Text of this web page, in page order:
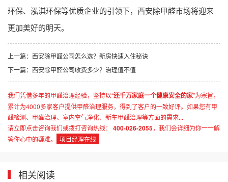
环保、泓淇环保等优质企业的引领下，西安除甲醛市场将迎来
更加美好的明天。
上一篇： 西安除甲醛公司怎么选？新房快速入住秘诀
下一篇： 西安除甲醛公司收费多少？治理值不值
我们凭借多年的甲醛治理经验，坚持以“还千万家庭一个健康安全的家”为宗旨，
累计为4000多家客户提供甲醛治理服务，得到了客户的一致好评。如果您有甲
醛检测、甲醛治理、室内空气净化、新车甲醛治理等方面的需求...
请立即点击咨询我们或拨打咨询热线：
400-026-2055，我们会详细为你一一解
答你心中的疑难。
项目经理在线
相关阅读